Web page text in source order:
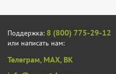
Поддержка: 8 (800) 775-29-12
или написать нам:
Телеграм, MAX, ВК